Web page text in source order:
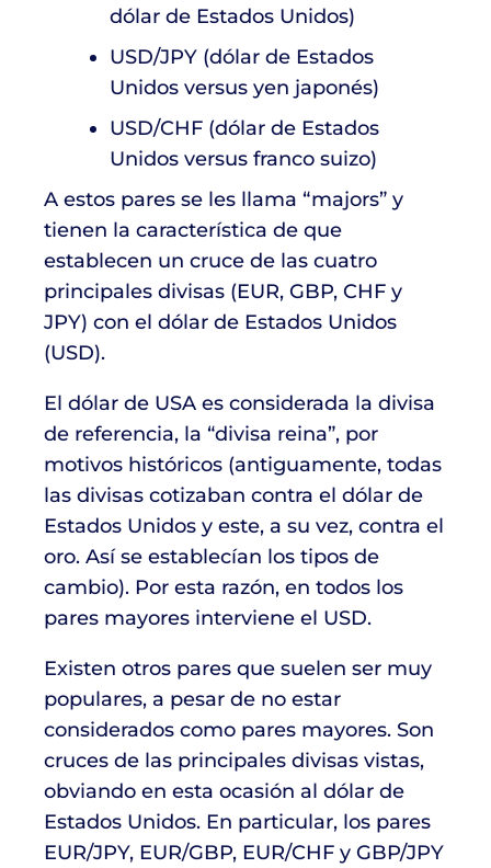
dólar de Estados Unidos)
USD/JPY (dólar de Estados
Unidos versus yen japonés)
USD/CHF (dólar de Estados
Unidos versus franco suizo)
A estos pares se les llama “majors” y
tienen la característica de que
establecen un cruce de las cuatro
principales divisas (EUR, GBP, CHF y
JPY) con el dólar de Estados Unidos
(USD).
El dólar de USA es considerada la divisa
de referencia, la “divisa reina”, por
motivos históricos (antiguamente, todas
las divisas cotizaban contra el dólar de
Estados Unidos y este, a su vez, contra el
oro. Así se establecían los tipos de
cambio). Por esta razón, en todos los
pares mayores interviene el USD.
Existen otros pares que suelen ser muy
populares, a pesar de no estar
considerados como pares mayores. Son
cruces de las principales divisas vistas,
obviando en esta ocasión al dólar de
Estados Unidos. En particular, los pares
EUR/JPY, EUR/GBP, EUR/CHF y GBP/JPY